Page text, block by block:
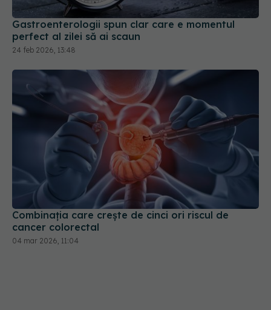
Gastroenterologii spun clar care e momentul
perfect al zilei să ai scaun
24 feb 2026, 13:48
Combinația care crește de cinci ori riscul de
cancer colorectal
04 mar 2026, 11:04